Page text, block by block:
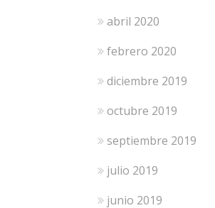
abril 2020
febrero 2020
diciembre 2019
octubre 2019
septiembre 2019
julio 2019
junio 2019